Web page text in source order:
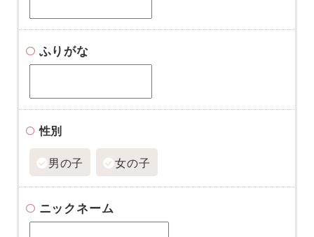
ふりがな
性別
男の子
女の子
ニックネーム